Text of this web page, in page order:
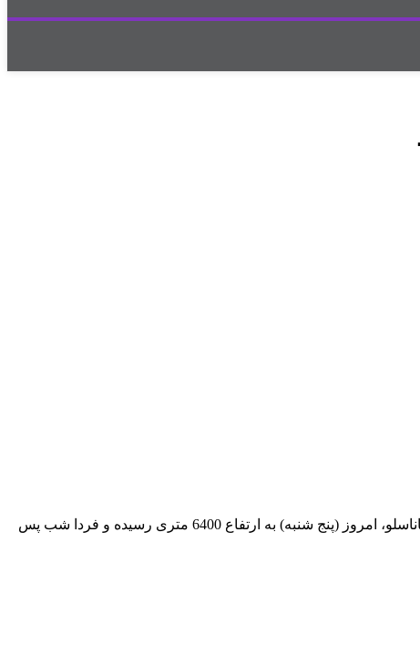
آخرین خبر منتشر شده در وب سایت شخصی مهدی قلی پور در روز پنج شنبه حکایت از آن دارد که این کوهنورد تبریزی در ارتفاعات قله ماناسلو، امروز (پنج شنبه) به ارتفاع 6400 متری رسیده و فردا شب پس